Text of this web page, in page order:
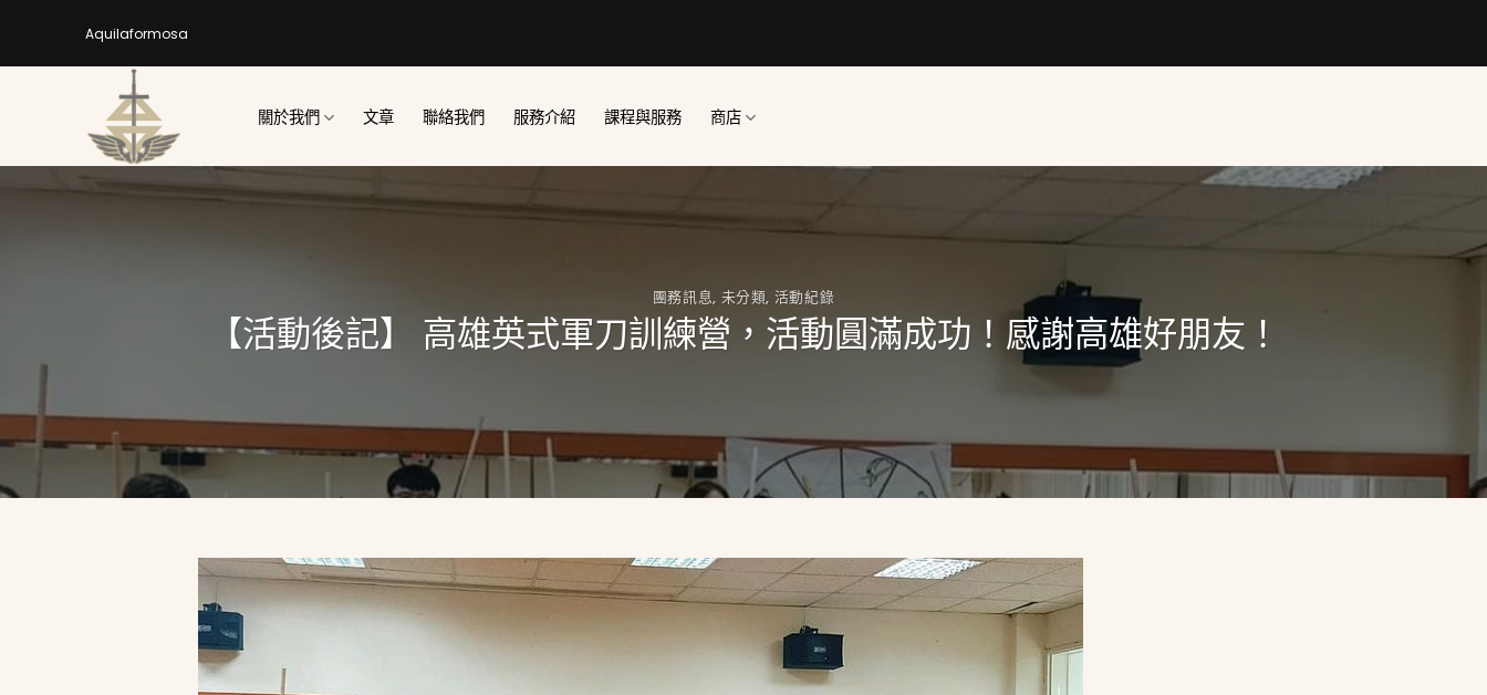
content
Aquilaformosa
關於我們 文章 聯絡我們 服務介紹 課程與服務 商店
團務訊息, 未分類, 活動紀錄
【活動後記】 高雄英式軍刀訓練營，活動圓滿成功！感謝高雄好朋友！